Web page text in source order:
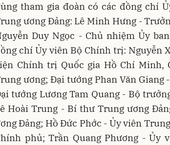
tham gia đoàn có các đồng chí
ương Đảng: Lê Minh Hưng -
Duy Ngọc - Chủ nhiệm Ủy
chí Ủy viên Bộ Chính trị: Nguyễn
Chính trị Quốc gia Hồ Chí Minh,
ương; Đại tướng Phan Văn Giang
tướng Lương Tam Quang - Bộ
Hoài Trung - Bí thư Trung ương
Đảng; Hồ Đức Phớc - Ủy viên
phủ; Trần Quang Phương - Ủy